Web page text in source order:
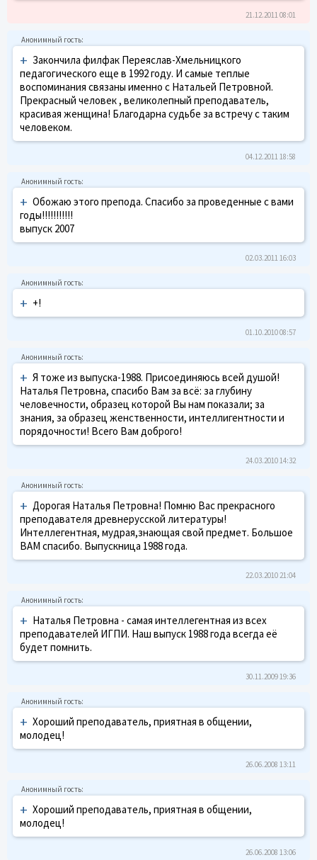
21.12.2011 08:01
+ Закончила филфак Переяслав-Хмельницкого
педагогического еще в 1992 году. И самые теплые
воспоминания связаны именно с Натальей Петровной.
Прекрасный человек , великолепный преподаватель,
красивая женщина! Благодарна судьбе за встречу с таким
человеком.
04.12.2011 18:58
+ Обожаю этого препода. Спасибо за проведенные с вами
годы!!!!!!!!!!!
выпуск 2007
02.03.2011 16:03
+ +!
01.10.2010 08:57
+ Я тоже из выпуска-1988. Присоединяюсь всей душой!
Наталья Петровна, спасибо Вам за всё: за глубину
человечности, образец которой Вы нам показали; за
знания, за образец женственности, интеллигентности и
порядочности! Всего Вам доброго!
24.03.2010 14:32
+ Дорогая Наталья Петровна! Помню Вас прекрасного
преподавателя древнерусской литературы!
Интеллегентная, мудрая,знающая свой предмет. Большое
ВАМ спасибо. Выпускница 1988 года.
22.03.2010 21:04
+ Наталья Петровна - самая интеллегентная из всех
преподавателей ИГПИ. Наш выпуск 1988 года всегда её
будет помнить.
30.11.2009 19:36
+ Хороший преподаватель, приятная в общении,
молодец!
26.06.2008 13:11
+ Хороший преподаватель, приятная в общении,
молодец!
26.06.2008 13:06